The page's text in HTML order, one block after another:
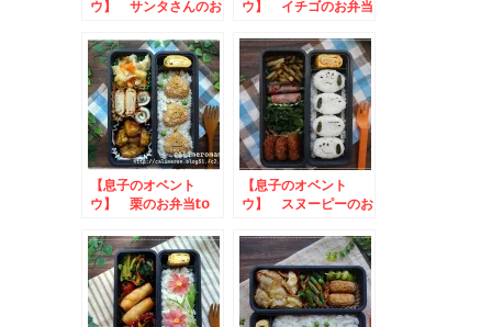
ウ】 サンタさんのお
ウ】 イチゴのお弁当
【息子のオベント
ウ】 栗のお弁当to
入賞させていただきま
した！
【息子のオベント
ウ】 スヌーピーのお
コレクション